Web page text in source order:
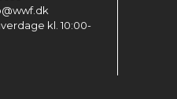
kl. 10:00-